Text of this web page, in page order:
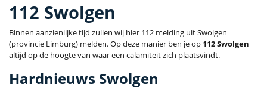
112 Swolgen
Binnen aanzienlijke tijd zullen wij hier 112 melding uit Swolgen
(provincie Limburg) melden. Op deze manier ben je op 112 Swolgen
altijd op de hoogte van waar een calamiteit zich plaatsvindt.
Hardnieuws Swolgen